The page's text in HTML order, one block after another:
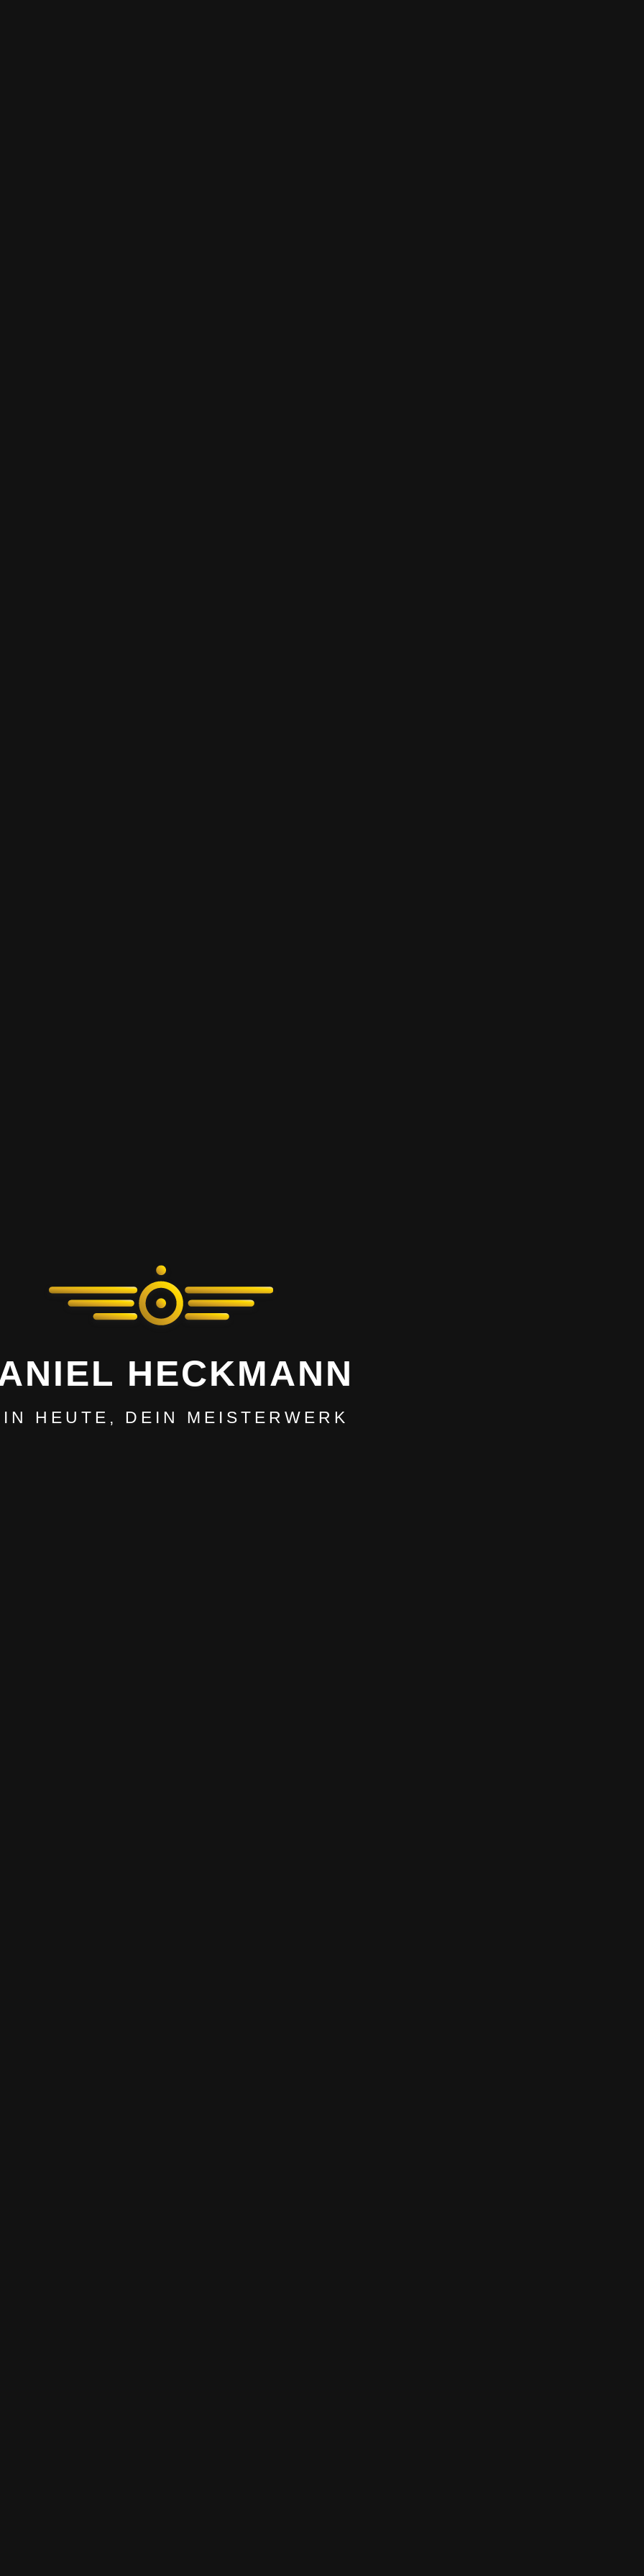
HECKMANN
HEUTE, DEIN MEISTERWERK